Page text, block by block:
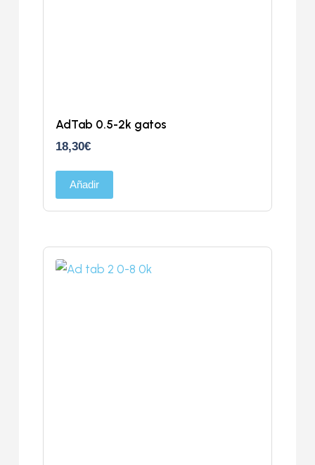
AdTab 0.5-2k gatos
18,30€
Añadir